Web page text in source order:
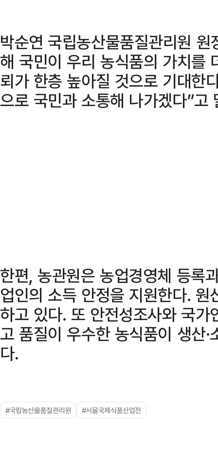
박순연 국립농산물품질관리원
해 국민이 우리 농식품의 가치를
뢰가 한층 높아질 것으로 기대한
으로 국민과 소통해 나가겠다”고
한편, 농관원은 농업경영체 등록
업인의 소득 안정을 지원한다.
하고 있다. 또 안전성조사와 국
고 품질이 우수한 농식품이 생산
다.
#국립농산물품질관리원 #서울국제식품산업전